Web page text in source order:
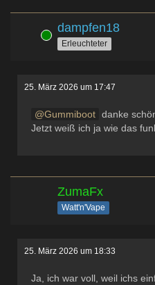
Online dampfen18
Erleuchteter
25. März 2026 um 17:47
Gummiboot danke
Jetzt weiß ich ja wie das
ZumaFx
Watt'n'Vape
25. März 2026 um 18:33
Ja, ich war voll, weil ichs